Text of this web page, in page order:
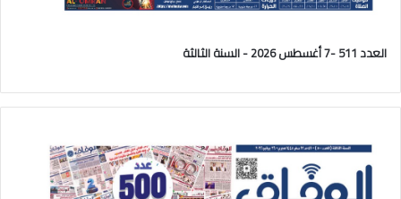
العدد 511 -7 أغسطس 2026 - السنة الثالثة